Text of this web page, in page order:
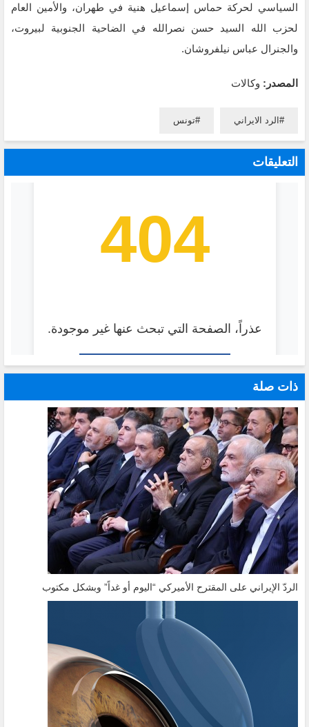
السياسي لحركة حماس إسماعيل هنية في طهران، والأمين العام
لحزب الله السيد حسن نصرالله في الضاحية الجنوبية لبيروت،
والجنرال عباس نيلفروشان.
المصدر: وكالات
الرد الايراني تونس
التعليقات
ذات صلة
الردّ الإيراني على المقترح الأميركي “اليوم أو غداً” وبشكل مكتوب